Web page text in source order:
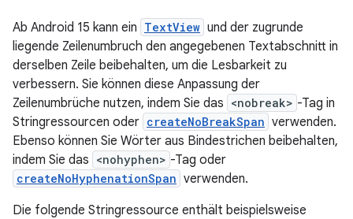
Ab Android 15 kann ein TextView und der zugrunde
liegende Zeilenumbruch den angegebenen Textabschnitt in
derselben Zeile beibehalten, um die Lesbarkeit zu
verbessern. Sie können diese Anpassung der
Zeilenumbrüche nutzen, indem Sie das <nobreak> -Tag in
Stringressourcen oder createNoBreakSpan verwenden.
Ebenso können Sie Wörter aus Bindestrichen beibehalten,
indem Sie das <nohyphen> -Tag oder
createNoHyphenationSpan verwenden.
Die folgende Stringressource enthält beispielsweise